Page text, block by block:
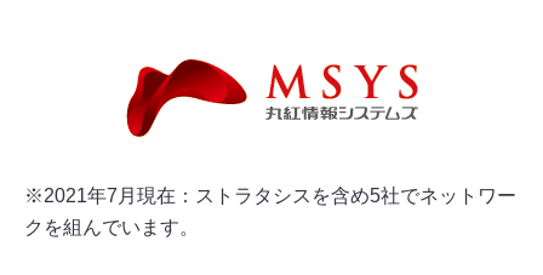
※2021年7月現在：ストラタシスを含め5社でネットワー
クを組んでいます。